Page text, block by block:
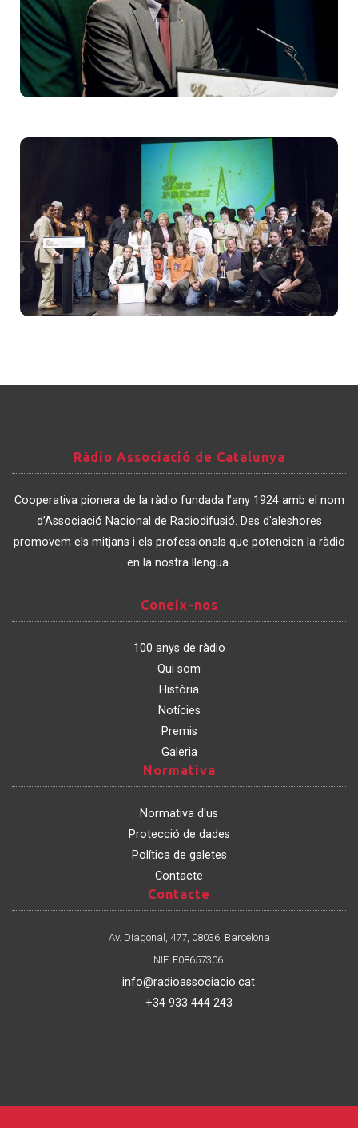
Associació
de
Catalunya
Ràdio Associació de Catalunya
Cooperativa pionera de la ràdio fundada l’any 1924 amb el nom
d’Associació Nacional de Radiodifusió. Des d'aleshores
promovem els mitjans i els professionals que potencien la ràdio
en la nostra llengua.
nos
Coneix-nos
100 anys de ràdio
Qui som
Història
Notícies
Premis
Galeria
Normativa
Normativa d'us
Protecció de dades
Política de galetes
Contacte
Contacte
Av. Diagonal, 477, 08036, Barcelona
NIF. F08657306
info@radioassociacio.cat
+34 933 444 243